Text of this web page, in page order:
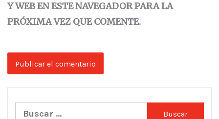
Y WEB EN ESTE NAVEGADOR PARA LA
PRÓXIMA VEZ QUE COMENTE.
Buscar: